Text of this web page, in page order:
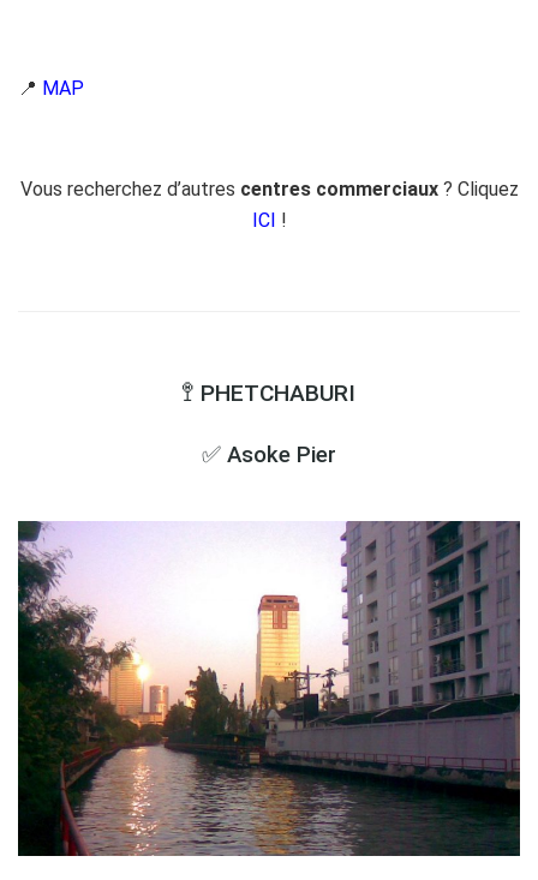
📍 MAP
Vous recherchez d’autres centres commerciaux? Cliquez
ICI !
🚏 PHETCHABURI
✅ Asoke Pier